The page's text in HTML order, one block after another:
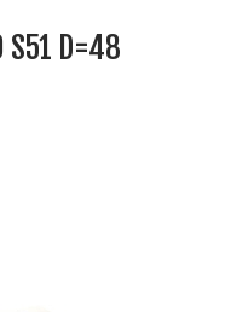
S51 D=48